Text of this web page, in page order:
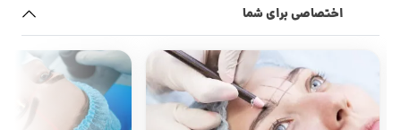
اختصاصی برای شما